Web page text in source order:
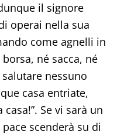
il signore
operai nella sua
come agnelli in
né sacca, né
nessuno
casa entriate,
Se vi sarà un
scenderà su di